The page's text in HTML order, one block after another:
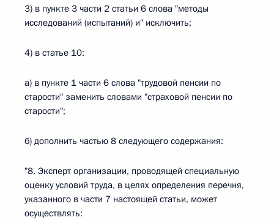
3) в пункте 3 части 2 статьи 6 слова "методы
исследований (испытаний) и" исключить;
4) в статье 10:
а) в пункте 1 части 6 слова "трудовой пенсии по
старости" заменить словами "страховой пенсии по
старости";
б) дополнить частью 8 следующего содержания:
"8. Эксперт организации, проводящей специальную
оценку условий труда, в целях определения перечня,
указанного в части 7 настоящей статьи, может
осуществлять: